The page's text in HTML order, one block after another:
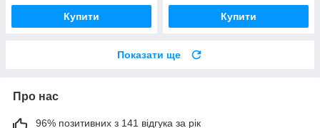
Купити Купити
Показати ще
Про нас
96% позитивних з 141 відгука за рік